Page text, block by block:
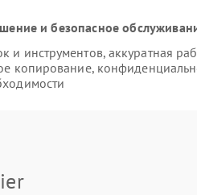
и безопасное
инструментов, аккуратная
копирование,